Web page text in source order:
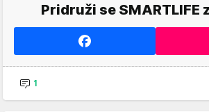
Pridruži se SMARTLIFE
1